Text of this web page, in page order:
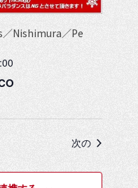
／Nishimura／Pe
次のイベント